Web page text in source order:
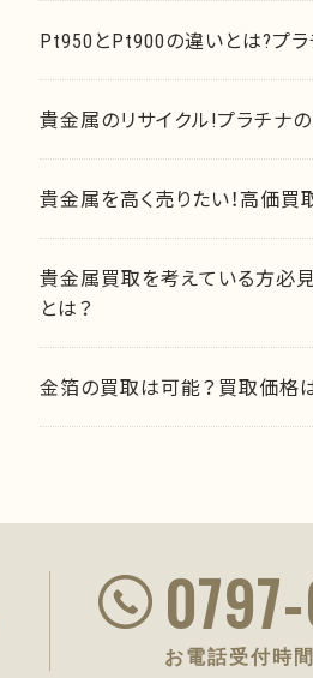
Pt950とPt900の違いとは?プ
貴金属のリサイクル!プラチナ
貴金属を高く売りたい！高価買
貴金属買取を考えている方必
とは？
金箔の買取は可能？買取価格
お電話受付時